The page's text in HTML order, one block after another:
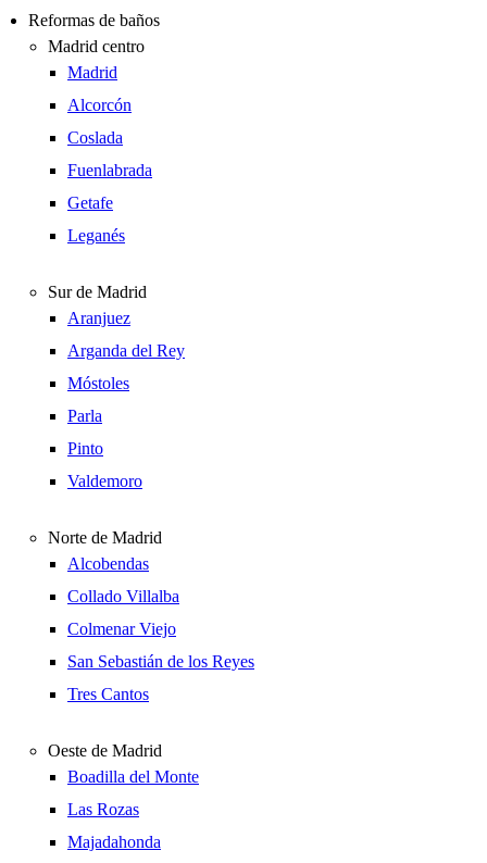
Reformas de baños
Madrid centro
Madrid
Alcorcón
Coslada
Fuenlabrada
Getafe
Leganés
Sur de Madrid
Aranjuez
Arganda del Rey
Móstoles
Parla
Pinto
Valdemoro
Norte de Madrid
Alcobendas
Collado Villalba
Colmenar Viejo
San Sebastián de los Reyes
Tres Cantos
Oeste de Madrid
Boadilla del Monte
Las Rozas
Majadahonda